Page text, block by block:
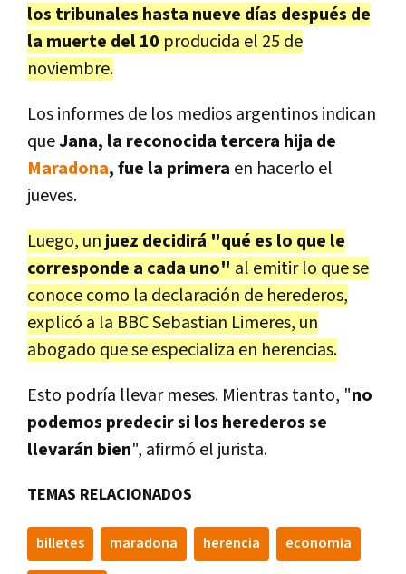
los tribunales hasta nueve días después de
la muerte del 10 producida el 25 de
noviembre.
Los informes de los medios argentinos indican
queJana, la reconocida tercera hija de
Maradona, fue la primera en hacerlo el
jueves.
Luego, un juez decidirá "qué es lo que le
corresponde a cada uno" al emitir lo que se
conoce como la declaración de herederos,
explicó a la BBC Sebastian Limeres, un
abogado que se especializa en herencias.
Esto podría llevar meses. Mientras tanto, "no
podemos predecir si los herederos se
llevarán bien", afirmó el jurista.
TEMAS RELACIONADOS
billetes maradona herencia economia